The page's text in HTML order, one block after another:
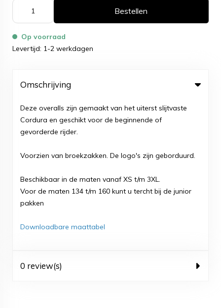
Bestellen
Op voorraad
Levertijd: 1-2 werkdagen
Omschrijving
Deze overalls zijn gemaakt van het uiterst slijtvaste
Cordura en geschikt voor de beginnende of
gevorderde rijder.
Voorzien van broekzakken. De logo's zijn geborduurd.
Beschikbaar in de maten vanaf XS t/m 3XL.
Voor de maten 134 t/m 160 kunt u tercht bij de junior
pakken
Downloadbare maattabel
0 review(s)